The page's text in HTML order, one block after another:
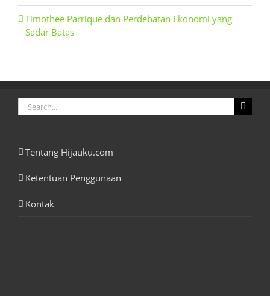
Timothee Parrique dan Perdebatan Ekonomi yang
Sadar Batas
Search
for:
Tentang Hijauku.com
Ketentuan Penggunaan
Kontak